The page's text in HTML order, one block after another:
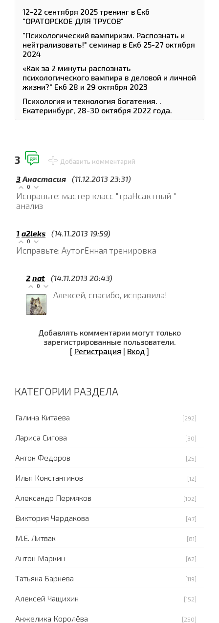
12-22 сентября 2025 тренинг в Екб
"ОРАТОРСКОЕ ДЛЯ ТРУСОВ"
"Психологический вампиризм. Распознать и
нейтрализовать!" семинар в Екб 25-27 октября
2024
«Как за 2 минуты распознать
психологического вампира в деловой и личной
жизни?" Екб 28 и 29 октября 2023
Психология и технология богатения. .
Екатеринбург, 28-30 октября 2022 года.
3 Добавить комментарий
3 Анастасия (11.12.2013 23:31)
0
Исправьте: мастер класс "траНсактный "
анализ
1 a2leks (14.11.2013 19:59)
0
Исправьте: АутогЕнная тренировка
2 nat (14.11.2013 20:43)
0
Алексей, спасибо, исправила!
Добавлять комментарии могут только
зарегистрированные пользователи.
[ Регистрация | Вход ]
КАТЕГОРИИ РАЗДЕЛА
Галина Китаева [292]
Лариса Сигова [30]
Антон Федоров [25]
Илья Константинов [12]
Александр Пермяков [102]
Виктория Чердакова [47]
М.Е. Литвак [81]
Антон Маркин [62]
Татьяна Барнева [119]
Алексей Чащихин [152]
Анжелика Королёва [250]